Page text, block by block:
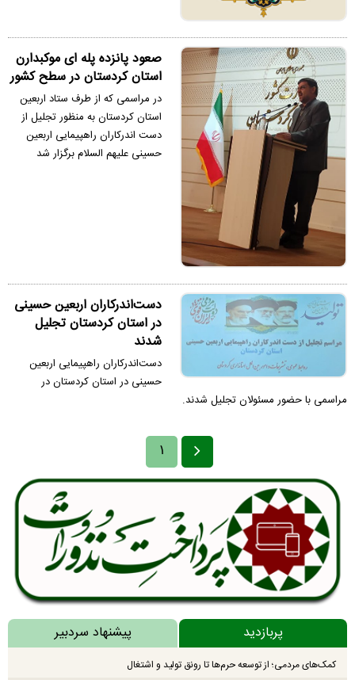
صعود پانزده پله ای موکبدارن
استان کردستان در سطح کشور
در مراسمی که از طرف ستاد اربعین
استان کردستان به منظور تجلیل از
دست اندرکاران راهپیمایی اربعین
حسینی علیهم السلام برگزار شد
دست‌اندرکاران اربعین حسینی
در استان کردستان تجلیل
شدند
دست‌اندرکاران راهپیمایی اربعین
حسینی در استان کردستان در
مراسمی با حضور مسئولان تجلیل شدند.
۱
پربازدید پیشنهاد سردبیر
کمک‌های مردمی؛ از توسعه حرم‌ها تا رونق تولید و اشتغال